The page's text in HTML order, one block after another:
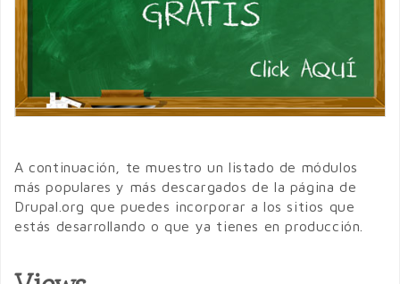
A continuación, te muestro un listado de módulos
más populares y más descargados de la página de
Drupal.org que puedes incorporar a los sitios que
estás desarrollando o que ya tienes en producción.